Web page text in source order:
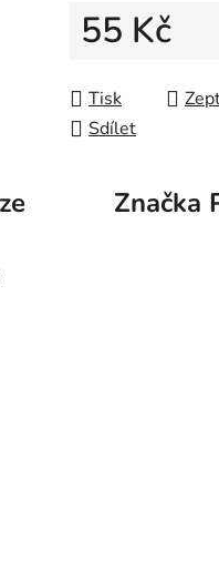
55 Kč
Tisk
Sdílet
Značka